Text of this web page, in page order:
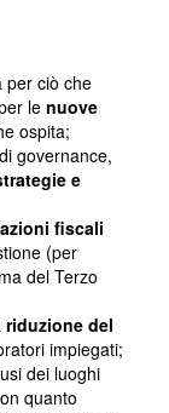
per ciò che
le nuove
ospita;
governance,
e
fiscali
(per
del Terzo
riduzione del
impiegati;
dei luoghi
quanto